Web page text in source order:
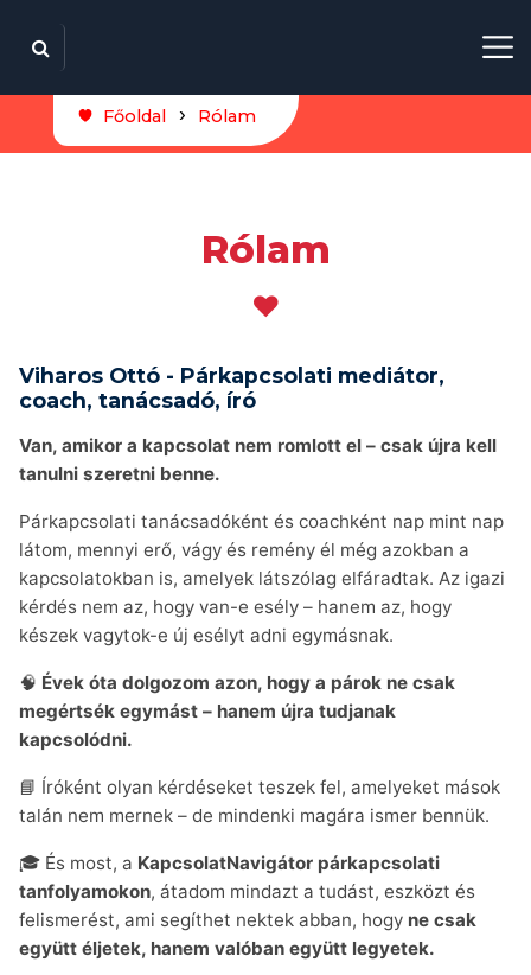
Főoldal Rólam
Rólam
❤️
Viharos Ottó - Párkapcsolati mediátor,
coach, tanácsadó, író
Van, amikor a kapcsolat nem romlott el – csak újra kell
tanulni szeretni benne.
Párkapcsolati tanácsadóként és coachként nap mint nap
látom, mennyi erő, vágy és remény él még azokban a
kapcsolatokban is, amelyek látszólag elfáradtak. Az igazi
kérdés nem az, hogy van-e esély – hanem az, hogy
készek vagytok-e új esélyt adni egymásnak.
🧠 Évek óta dolgozom azon, hogy a párok ne csak
megértsék egymást – hanem újra tudjanak
kapcsolódni.
📘 Íróként olyan kérdéseket teszek fel, amelyeket mások
talán nem mernek – de mindenki magára ismer bennük.
🎓 És most, a KapcsolatNavigátor párkapcsolati
tanfolyamokon, átadom mindazt a tudást, eszközt és
felismerést, ami segíthet nektek abban, hogy ne csak
együtt éljetek, hanem valóban együtt legyetek.